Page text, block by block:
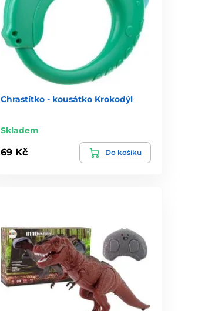
Chrastítko - kousátko Krokodýl
Skladem
69 Kč Do košíku